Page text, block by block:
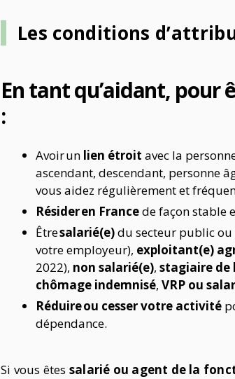
Les conditions
En tant qu’aidant, pour
:
Avoir un lien étroit avec la
ascendant, descendant, personne
vous aidez régulièrement et
Résider en Francede façon stable
Êtresalarié(e)du secteur public ou
votre employeur), exploitant(e)
2022), non salarié(e), stagiaire de
chômage indemnisé, VRP ou
Réduire ou cesser votre activité
dépendance.
Si vous êtes salarié ou agent de la